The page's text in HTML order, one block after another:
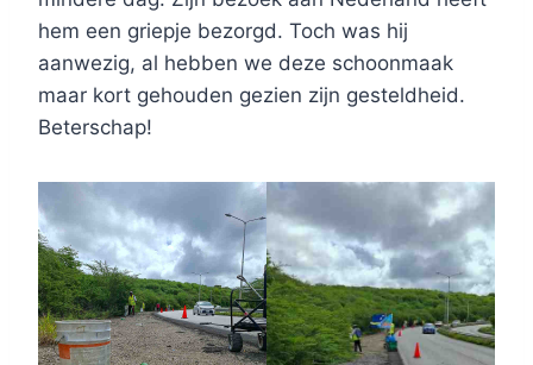
hem een griepje bezorgd. Toch was hij
aanwezig, al hebben we deze schoonmaak
maar kort gehouden gezien zijn gesteldheid.
Beterschap!